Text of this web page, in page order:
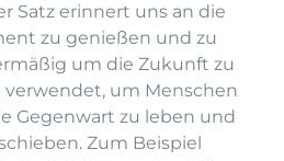
Satz erinnert uns an die
zu genießen und zu
um die Zukunft zu
verwendet, um Menschen
Gegenwart zu leben und
Zum Beispiel